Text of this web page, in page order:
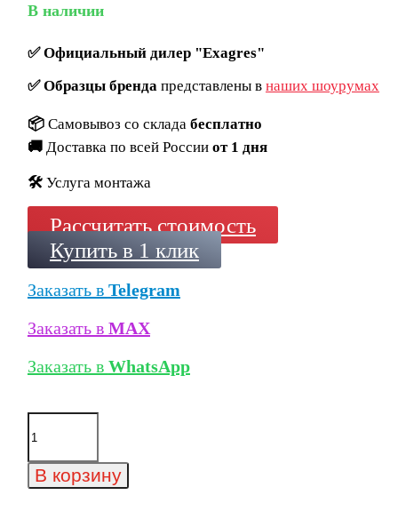
В наличии
✅Официальный дилер "Exagres"
✅Образцы брендапредставлены в наших шоурумах
📦 Самовывоз со склада бесплатно
🚚 Доставка по всей России от 1 дня
🛠️ Услуга монтажа
Рассчитать стоимость
Купить в 1 клик
Заказать в Telegram
Заказать в MAX
Заказать в WhatsApp
Количество
товара
флорентинер
Exagres
В корзину